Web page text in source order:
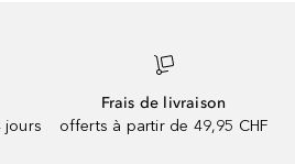
jours
Frais de livraison
offerts à partir de 49,95 CHF